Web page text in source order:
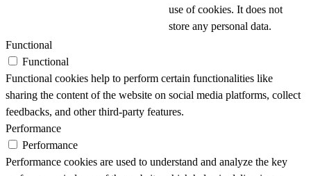
use of cookies. It does not
store any personal data.
Functional
Functional
Functional cookies help to perform certain functionalities like
sharing the content of the website on social media platforms, collect
feedbacks, and other third-party features.
Performance
Performance
Performance cookies are used to understand and analyze the key